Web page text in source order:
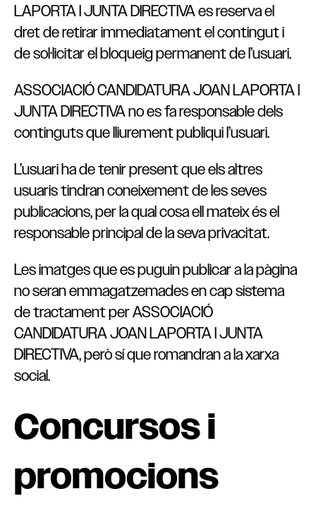
LAPORTA I JUNTA DIRECTIVA es reserva el
dret de retirar immediatament el contingut i
de sol·licitar el bloqueig permanent de l’usuari.
ASSOCIACIÓ CANDIDATURA JOAN LAPORTA I
JUNTA DIRECTIVA no es fa responsable dels
continguts que lliurement publiqui l’usuari.
L’usuari ha de tenir present que els altres
usuaris tindran coneixement de les seves
publicacions, per la qual cosa ell mateix és el
responsable principal de la seva privacitat.
Les imatges que es puguin publicar a la pàgina
no seran emmagatzemades en cap sistema
de tractament per ASSOCIACIÓ
CANDIDATURA JOAN LAPORTA I JUNTA
DIRECTIVA, però sí que romandran a la xarxa
social.
Concursos i
promocions